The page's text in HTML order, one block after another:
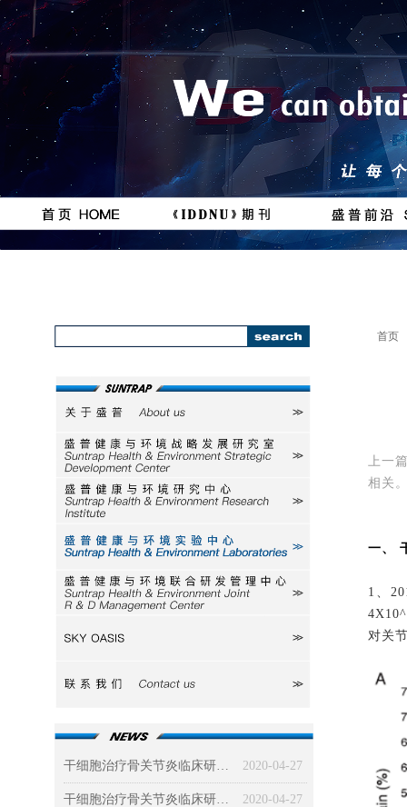
按钮
#
按钮
上一
相关
一、
1、
对关
关于盛普
研究室
研究中心
实验中心
研发中心
联系我们
首页
2020-04-27
干细胞治疗骨关节炎临床研究及效果分析（下）
2020-04-27
干细胞治疗骨关节炎临床研究及效果分析（上）
111111